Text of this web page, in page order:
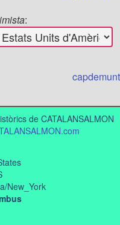
:
capdemunt
de CATALANSALMON
New_York